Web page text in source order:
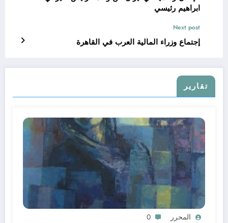
ابراهيم رئيسي
Next post
إجتماع وزراء المالية العرب في القاهرة
تقارير
المحرر 0